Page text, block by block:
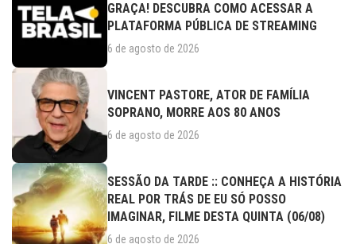
GRAÇA! DESCUBRA COMO ACESSAR A
PLATAFORMA PÚBLICA DE STREAMING
6 de agosto de 2026
VINCENT PASTORE, ATOR DE FAMÍLIA
SOPRANO, MORRE AOS 80 ANOS
6 de agosto de 2026
SESSÃO DA TARDE :: CONHEÇA A HISTÓRIA
REAL POR TRÁS DE EU SÓ POSSO
IMAGINAR, FILME DESTA QUINTA (06/08)
6 de agosto de 2026